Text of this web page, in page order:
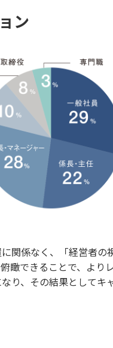
ン
関係なく、「経営者の
瞰できることで、より
り、その結果としてキ